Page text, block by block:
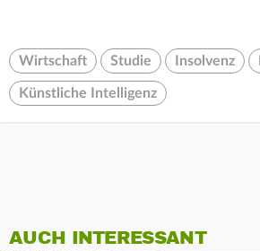
Wirtschaft Studie Insolvenz
Künstliche Intelligenz
AUCH INTERESSANT